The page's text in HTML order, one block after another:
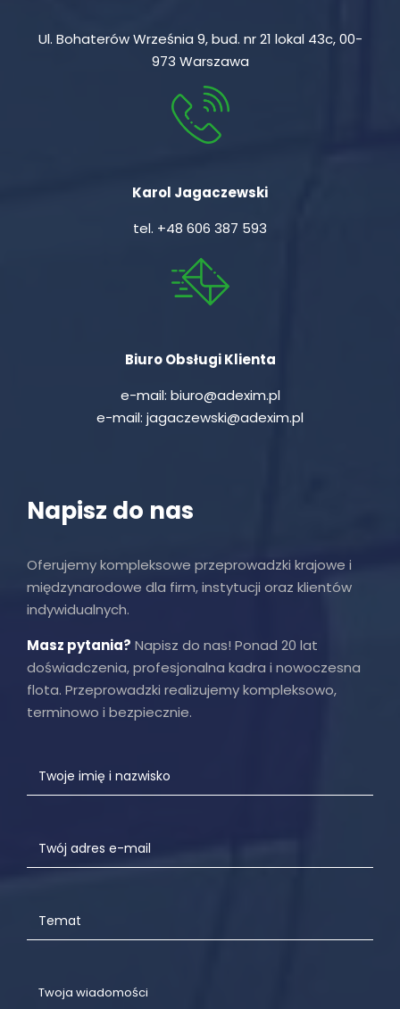
Ul. Bohaterów Września 9, bud. nr 21 lokal 43c, 00-
973 Warszawa
Karol Jagaczewski
tel. +48 606 387 593
Biuro Obsługi Klienta
e-mail: biuro@adexim.pl
e-mail: jagaczewski@adexim.pl
Napisz do nas
Oferujemy kompleksowe przeprowadzki krajowe i
międzynarodowe dla firm, instytucji oraz klientów
indywidualnych.
Masz pytania? Napisz do nas! Ponad 20 lat
doświadczenia, profesjonalna kadra i nowoczesna
flota. Przeprowadzki realizujemy kompleksowo,
terminowo i bezpiecznie.